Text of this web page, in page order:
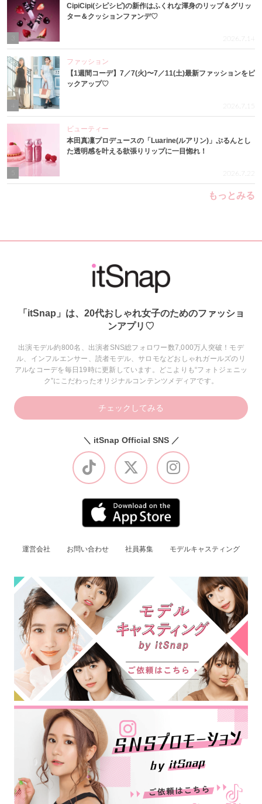
3
CipiCipi(シピシピ)の新作はふくれな渾身のリップ＆グリッ
ター＆クッションファンデ♡
2026.7.14
ファッション
【1週間コーデ】7／7(火)〜7／11(土)最新ファッションをピ
ックアップ♡
2026.7.15
ビューティー
本田真凜プロデュースの「Luarine(ルアリン)」ぷるんとし
た透明感を叶える欲張りリップに一目惚れ！
2026.7.22
もっとみる
「itSnap」は、20代おしゃれ女子のためのファッショ
ンアプリ♡
出演モデル約800名、出演者SNS総フォロワー数7,000万人突破！モデ
ル、インフルエンサー、読者モデル、サロモなどおしゃれガールズのリ
アルなコーデを毎日19時に更新しています。どこよりも“フォトジェニッ
ク”にこだわったオリジナルコンテンツメディアです。
チェックしてみる
＼ itSnap Official SNS ／
運営会社 お問い合わせ 社員募集 モデルキャスティング